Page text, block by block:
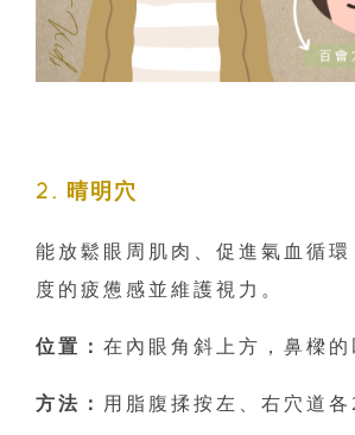
2. 晴明穴
能放鬆眼周肌肉、促進氣血循環
度的疲憊感並維護視力。
位置： 在內眼角斜上方，鼻樑的
方法： 用脂腹揉按左、右穴道